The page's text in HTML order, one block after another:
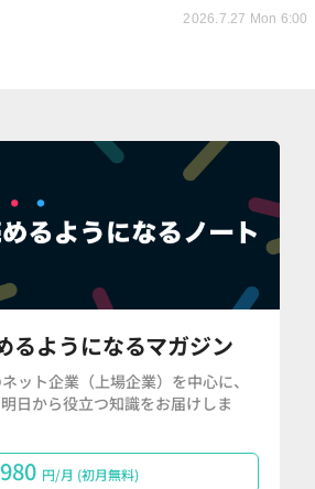
2026.7.27 Mon 6:00
るようになるマガジン
ット企業（上場企業）を中心に、
日から役立つ知識をお届けしま
980 円/月 (初月無料)